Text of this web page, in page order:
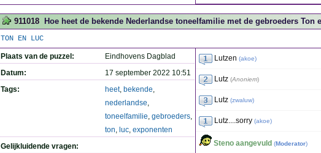
911018 Hoe heet de bekende Nederlandse toneelfamilie met de gebroeders Ton
TON EN LUC
Plaats van de puzzel:
Eindhovens Dagblad
Datum:
17 september 2022 10:51
Tags:
heet, bekende,
nederlandse,
toneelfamilie, gebroeders,
ton, luc, exponenten
Gelijkluidende vragen:
Lutzen (akoe)
Lutz (Anoniem)
Lutz (zwaluw)
Lutz....sorry (akoe)
Steno aangevuld (Moderator)